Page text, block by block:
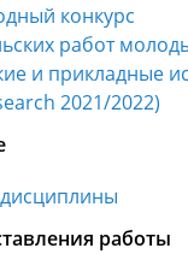
конкурс
работ
и прикладные
2021/2022)
работы